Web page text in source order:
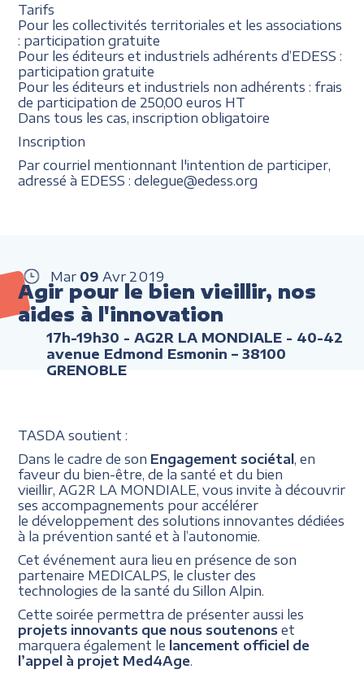
Tarifs
Pour les collectivités territoriales et les associations
: participation gratuite
Pour les éditeurs et industriels adhérents d’EDESS :
participation gratuite
Pour les éditeurs et industriels non adhérents : frais
de participation de 250,00 euros HT
Dans tous les cas, inscription obligatoire
Inscription
Par courriel mentionnant l'intention de participer,
adressé à EDESS : delegue@edess.org
Mar 09 Avr 2019
Agir pour le bien vieillir, nos
aides à l'innovation
17h-19h30 - AG2R LA MONDIALE - 40-42
avenue Edmond Esmonin – 38100
GRENOBLE
TASDA soutient :
Dans le cadre de son Engagement sociétal , en
faveur du bien-être, de la santé et du bien
vieillir, AG2R LA MONDIALE, vous invite à découvrir
ses accompagnements pour accélérer
le développement des solutions innovantes dédiées
à la prévention santé et à l’autonomie.
Cet événement aura lieu en présence de son
partenaire MEDICALPS, le cluster des
technologies de la santé du Sillon Alpin.
Cette soirée permettra de présenter aussi les
projets innovants que nous soutenonset
marquera également le lancement officiel de
l’appel à projet Med4Age